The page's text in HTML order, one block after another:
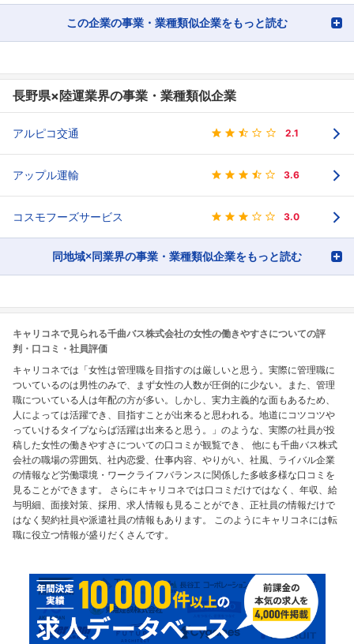
この企業の事業・業種類似企業をもっと読む
長野県×陸運業界の事業・業種類似企業
アルピコ交通 2.1
アップル運輸 3.6
コスモフーズサービス 3.0
同地域×同業界の事業・業種類似企業をもっと読む
キャリコネで見られる千曲バス株式会社の女性の働きやすさについての評
判・口コミ・社員評価
キャリコネでは「女性は管理職を目指すのは厳しいと思う。実際に管理職に
ついているのは男性のみで、まず女性の人数が圧倒的に少ない。また、管理
職についている人は年配の方が多い。しかし、実力主義的な面もあるため、
人によっては活躍でき、目指すことが出来ると思われる。地道にコツコツや
っていけるタイプならば活躍は出来ると思う。」のような、実際の社員が投
稿した女性の働きやすさについての口コミが観覧でき、 他にも千曲バス株式
会社の職場の雰囲気、社内恋愛、仕事内容、やりがい、社風、ライバル企業
の情報など労働環境・ワークライフバランスに関係した多岐多様な口コミを
見ることができます。 さらにキャリコネでは口コミだけではなく、年収、給
与明細、面接対策、採用、求人情報も見ることができ、正社員の情報だけで
はなく契約社員や派遣社員の情報もあります。 このようにキャリコネには転
職に役立つ情報が盛りだくさんです。